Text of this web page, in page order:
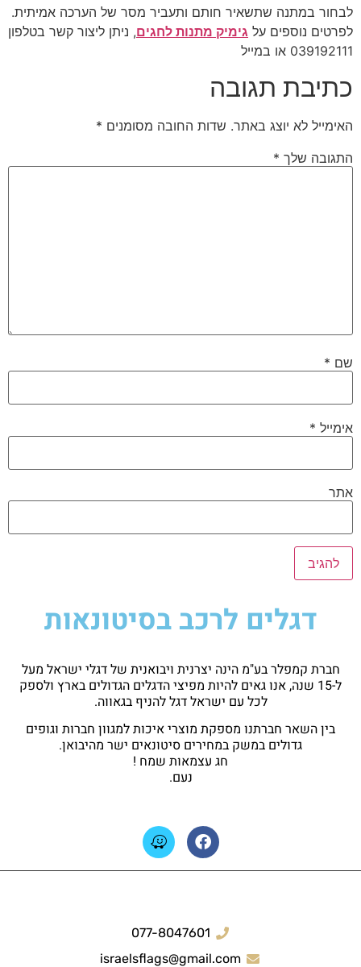
לבחור במתנה שתשאיר חותם ותעביר מסר של הערכה אמיתית.
לפרטים נוספים על גימיק מתנות לחגים, ניתן ליצור קשר בטלפון
039192111 או במייל
כתיבת תגובה
האימייל לא יוצג באתר. שדות החובה מסומנים *
התגובה שלך *
שם *
אימייל *
אתר
דגלים לרכב בסיטונאות
חברת קמפלר בע"מ הינה יצרנית ויבואנית של דגלי ישראל מעל
ל-15 שנה, אנו גאים להיות מפיצי הדגלים הגדולים בארץ ולספק
לכל עם ישראל דגל להניף בגאווה.
בין השאר חברתנו מספקת מוצרי איכות למגוון חברות וגופים
גדולים במשק במחירים סיטונאים ישר מהיבואן.
חג עצמאות שמח !
נעם.
077-8047601
israelsflags@gmail.com